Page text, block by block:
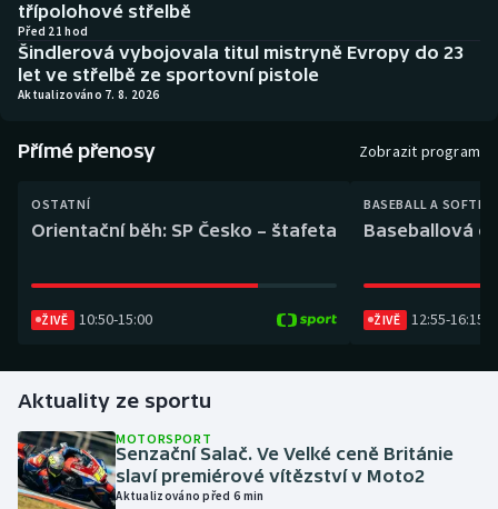
Biatlon
Boby a skeleton
Box
Curling
Golf
Gymnastika
Aplikace ČT sport
AZ kvíz
třípolohové střelbě
Před 21 hod
Šindlerová vybojovala titul mistryně Evropy do 23
let ve střelbě ze sportovní pistole
Aktualizováno 7. 8. 2026
Přímé přenosy Zobrazit program
OSTATNÍ
Orientační běh: SP Česko – štafeta
ŽIVĚ 10:50-15:00
BASEBALL A
Baseballová
ŽIVĚ 12:55-16:15
Aktuality ze sportu
MOTORSPORT
Senzační Salač. Ve Velké ceně Británie
slaví premiérové vítězství v Moto2
Aktualizováno před 6 min